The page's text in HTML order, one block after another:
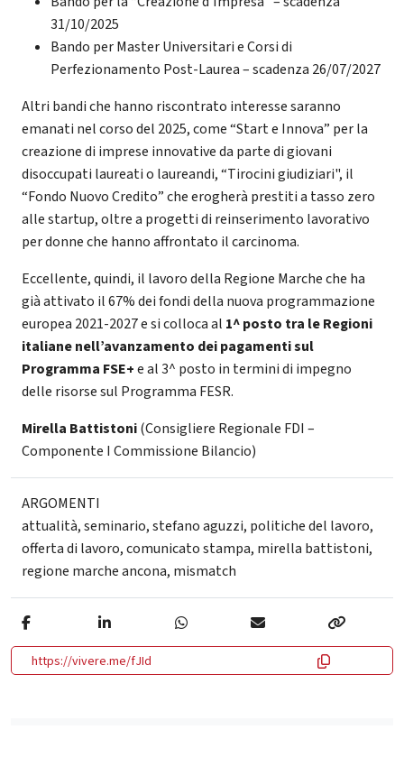
31/10/2025
Bando per Master Universitari e Corsi di
Perfezionamento Post-Laurea – scadenza 26/07/2027
Altri bandi che hanno riscontrato interesse saranno
emanati nel corso del 2025, come “Start e Innova” per la
creazione di imprese innovative da parte di giovani
disoccupati laureati o laureandi, “Tirocini giudiziari", il
“Fondo Nuovo Credito” che erogherà prestiti a tasso zero
alle startup, oltre a progetti di reinserimento lavorativo
per donne che hanno affrontato il carcinoma.
Eccellente, quindi, il lavoro della Regione Marche che ha
già attivato il 67% dei fondi della nuova programmazione
europea 2021-2027 e si colloca al 1^ posto tra le Regioni
italiane nell’avanzamento dei pagamenti sul
Programma FSE+e al 3^ posto in termini di impegno
delle risorse sul Programma FESR.
Mirella Battistoni(Consigliere Regionale FDI –
Componente I Commissione Bilancio)
ARGOMENTI
attualità,seminario,stefano aguzzi, politiche del lavoro,
offerta di lavoro,comunicato stampa, mirella battistoni,
regione marche ancona, mismatch
https://vivere.me/fJId